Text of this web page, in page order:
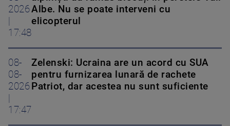
2026
17:48
Albe. Nu se poate interveni cu
elicopterul
08-
08-
2026
17:47
Zelenski: Ucraina are un acord cu SUA
pentru furnizarea lunară de rachete
Patriot, dar acestea nu sunt suficiente